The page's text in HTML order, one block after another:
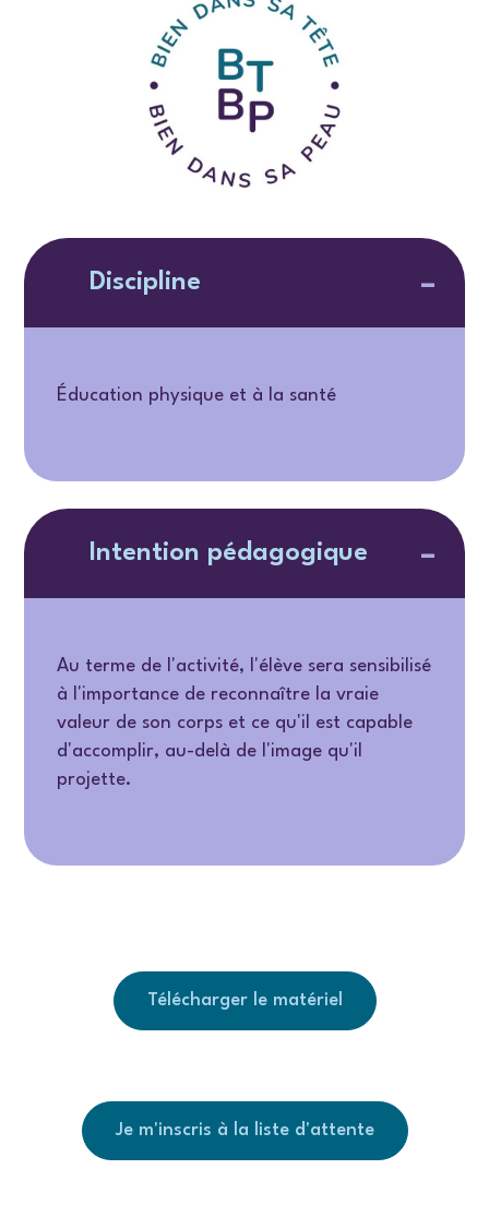
Discipline
Éducation physique et à la santé
Intention pédagogique
Au terme de l'activité, l'élève sera sensibilisé
à l'importance de reconnaître la vraie
valeur de son corps et ce qu'il est capable
d'accomplir, au-delà de l'image qu'il
projette.
Télécharger le matériel
Je m'inscris à la liste d'attente